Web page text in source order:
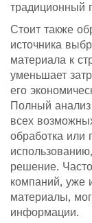
традиционный
Стоит также
источника
материала к
уменьшает
его
Полный
всех
обработка или
решение.
компаний, уже
материалы,
информации.